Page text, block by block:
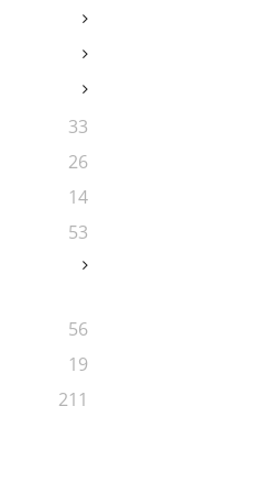
33
26
14
53
56
19
211